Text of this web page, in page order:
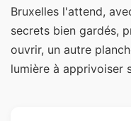
Bruxelles l'attend,
secrets bien gardés,
ouvrir, un autre
lumière à apprivoiser